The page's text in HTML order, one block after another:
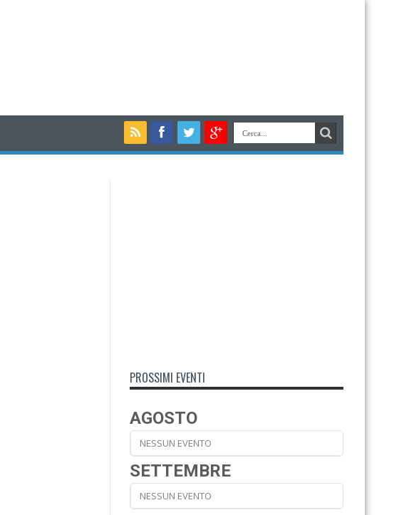
PROSSIMI EVENTI
AGOSTO
NESSUN EVENTO
SETTEMBRE
NESSUN EVENTO